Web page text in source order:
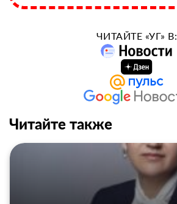
ЧИТАЙТЕ «УГ» В:
Читайте также